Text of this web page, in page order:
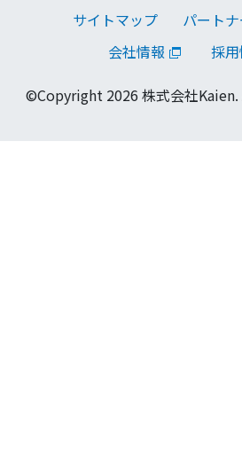
サイトマップ
パート
会社情報
採
©Copyright 2026 株式会社Kaien.